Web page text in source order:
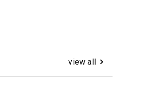
view all